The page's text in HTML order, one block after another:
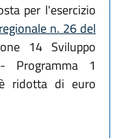
per l'esercizio
n. 26 del
14 Sviluppo
Programma 1
ridotta di euro